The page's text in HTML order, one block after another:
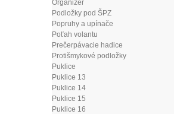
Organizér
Podložky pod ŠPZ
Popruhy a upínače
Poťah volantu
Prečerpávacie hadice
Protišmykové podložky
Puklice
Puklice 13
Puklice 14
Puklice 15
Puklice 16